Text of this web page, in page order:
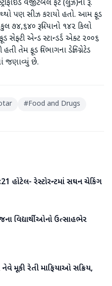
વેજીટેબલ ફેટ (લુઝ)નો રૂ.
પણ સીઝ કરાયો હતો. આમ ફૂડ
૭૪,૬૪૦ રૂપિયાનો ૧૪૨ કિલો
સેફ્ટી એન્ડ સ્ટાન્ડર્ડ એક્ટ ૨૦૦૬
તેમ ફૂડ વિભાગના ડેઝિગ્નેટેડ
જણાવ્યું છે.
#Food and Drugs
હોટેલ- રેસ્ટોરન્ટમાં સઘન ચેકિંગ
વિદ્યાર્થીઓનો ઉત્સાહભેર
મૂકી રેતી માફિયાઓ સક્રિય,